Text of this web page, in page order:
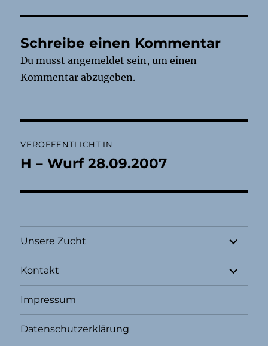
Schreibe einen Kommentar
Du musstangemeldet sein, um einen
Kommentar abzugeben.
VERÖFFENTLICHT IN
H – Wurf 28.09.2007
Unsere Zucht
öffnen
Kontakt
öffnen
Impressum
Datenschutzerklärung